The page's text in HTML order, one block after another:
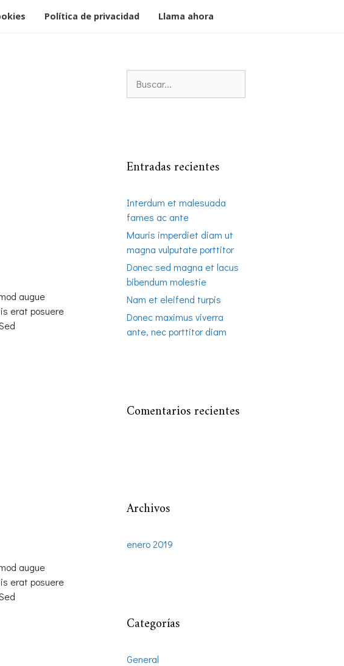
Política de privacidad Llama ahora
augue
erat posuere
augue
erat posuere
Entradas recientes
Interdum et malesuada
fames ac ante
Mauris imperdiet diam ut
magna vulputate porttitor
Donec sed magna et lacus
bibendum molestie
Nam et eleifend turpis
Donec maximus viverra
ante, nec porttitor diam
Comentarios recientes
Archivos
enero 2019
Categorías
General